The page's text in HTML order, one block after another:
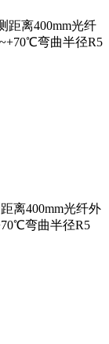
距离400mm光纤
弯曲半径R5
离400mm光纤外
弯曲半径R5